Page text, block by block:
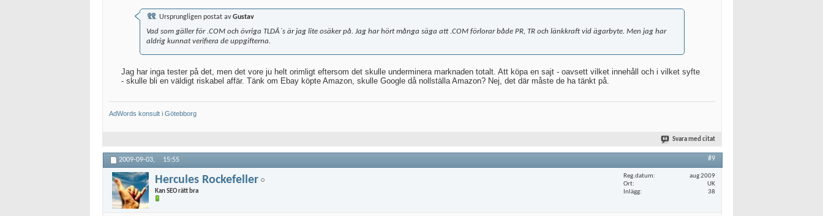
Ursprungligen postat avGustav
Vad som gäller för .COM och övriga TLDÂ´s är jag lite osäker på. Jag har hört många säga att .COM förlorar både PR, TR och länkkraft vid ägarbyte. Men jag har
aldrig kunnat verifiera de uppgifterna.
Jag har inga tester på det, men det vore ju helt orimligt eftersom det skulle underminera marknaden totalt. Att köpa en sajt - oavsett vilket innehåll och i vilket syfte
- skulle bli en väldigt riskabel affär. Tänk om Ebay köpte Amazon, skulle Google då nollställa Amazon? Nej, det där måste de ha tänkt på.
AdWords konsult i Götebborg
Svara med citat
2009-09-03, 15:55 #9
Hercules Rockefeller
Kan SEO rätt bra
Reg.datum
aug 2009
Ort
UK
Inlägg
38